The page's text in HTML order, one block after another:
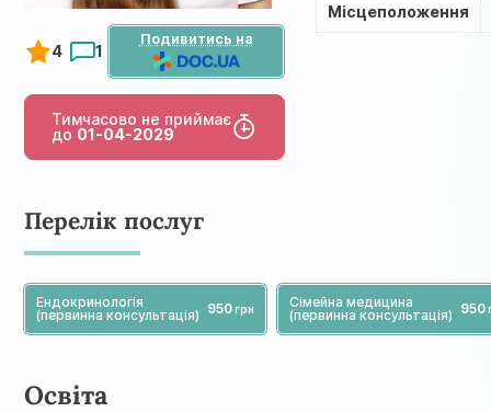
4 1
Подивитись на
Тимчасово не приймає
до 01-04-2029
Місцеположення
Перелік послуг
Ендокринологія
(первинна консультація) 950
Сімейна медицина
(первинна консультація) 950
Освіта